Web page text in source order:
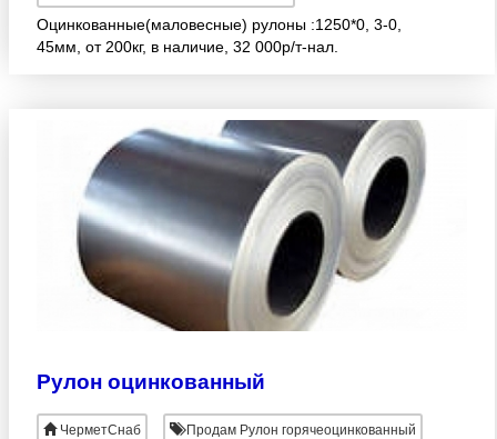
Оцинкованные(маловесные) рулоны :1250*0, 3-0,
45мм, от 200кг, в наличие, 32 000р/т-нал.
Рулон оцинкованный
ЧерметСнаб Продам Рулон горячеоцинкованный